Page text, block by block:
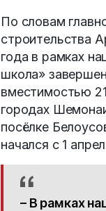
По словам
строительства
года в рамках
школа»
вместимостью
городах
посёлке
начался с 1
– В рамках